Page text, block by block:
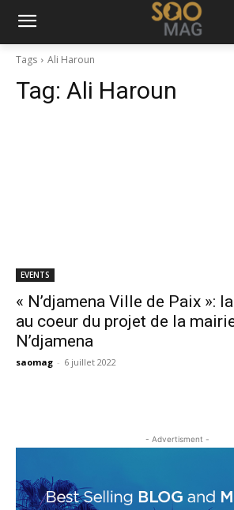
Tags Ali Haroun
Tag: Ali Haroun
EVENTS
« N’djamena Ville de Paix »:
au coeur du projet de la
N’djamena
saomag - 6 juillet 2022
- Advertisment -